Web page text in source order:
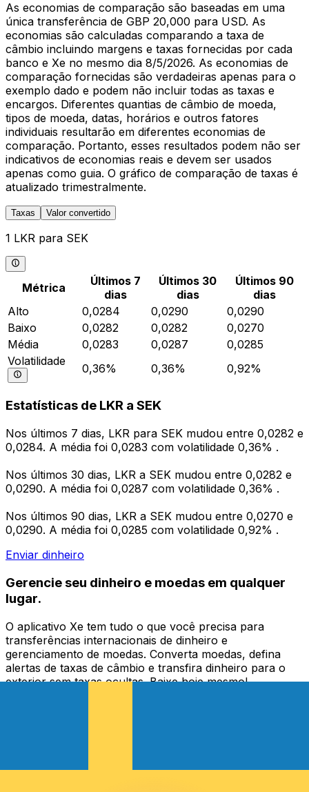
As economias de comparação são baseadas em uma
única transferência de GBP 20,000 para USD. As
economias são calculadas comparando a taxa de
câmbio incluindo margens e taxas fornecidas por cada
banco e Xe no mesmo dia 8/5/2026. As economias de
comparação fornecidas são verdadeiras apenas para o
exemplo dado e podem não incluir todas as taxas e
encargos. Diferentes quantias de câmbio de moeda,
tipos de moeda, datas, horários e outros fatores
individuais resultarão em diferentes economias de
comparação. Portanto, esses resultados podem não ser
indicativos de economias reais e devem ser usados
apenas como guia. O gráfico de comparação de taxas é
atualizado trimestralmente.
Taxas Valor convertido
1 LKR para SEK
Métrica
Últimos 7
dias
Últimos 30
dias
Últimos 90
dias
Alto
0,0284 0,0290
0,0290
Baixo
0,0282 0,0282
0,0270
Média
0,0283 0,0287
0,0285
Volatilidade
0,36% 0,36% 0,92%
Estatísticas de LKR a SEK
Nos últimos 7 dias, LKR para SEK mudou entre 0,0282 e
0,0284. A média foi 0,0283 com volatilidade 0,36% .
Nos últimos 30 dias, LKR a SEK mudou entre 0,0282 e
0,0290. A média foi 0,0287 com volatilidade 0,36% .
Nos últimos 90 dias, LKR a SEK mudou entre 0,0270 e
0,0290. A média foi 0,0285 com volatilidade 0,92% .
Enviar dinheiro
Gerencie seu dinheiro e moedas em qualquer
lugar.
O aplicativo Xe tem tudo o que você precisa para
transferências internacionais de dinheiro e
gerenciamento de moedas. Converta moedas, defina
alertas de taxas de câmbio e transfira dinheiro para o
exterior sem taxas ocultas. Baixe hoje mesmo!